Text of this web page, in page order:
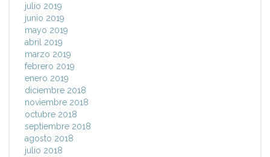
julio 2019
junio 2019
mayo 2019
abril 2019
marzo 2019
febrero 2019
enero 2019
diciembre 2018
noviembre 2018
octubre 2018
septiembre 2018
agosto 2018
julio 2018